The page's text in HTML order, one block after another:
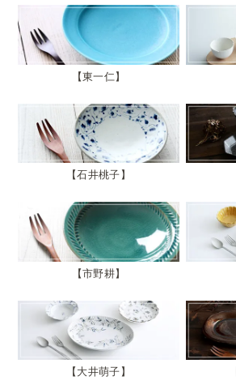
東一仁
石井桃子
市野耕
大井萌子